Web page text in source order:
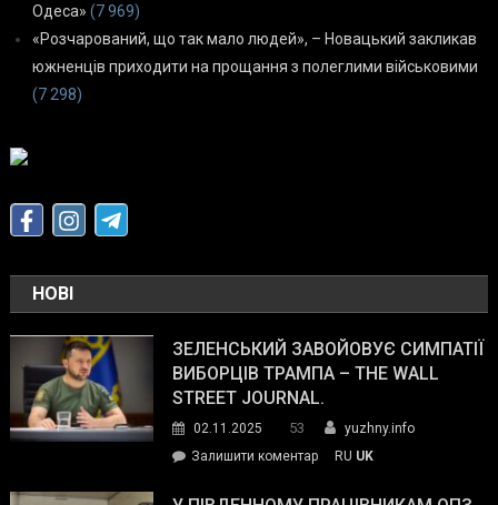
Одеса» (7 969)
«Розчарований, що так мало людей», – Новацький закликав
южненців приходити на прощання з полеглими військовими
(7 298)
НОВІ
ЗЕЛЕНСЬКИЙ ЗАВОЙОВУЄ СИМПАТІЇ
ВИБОРЦІВ ТРАМПА – THE WALL
STREET JOURNAL.
02.11.2025 53
yuzhny.info
Залишити коментарon
завойовує
RU UK